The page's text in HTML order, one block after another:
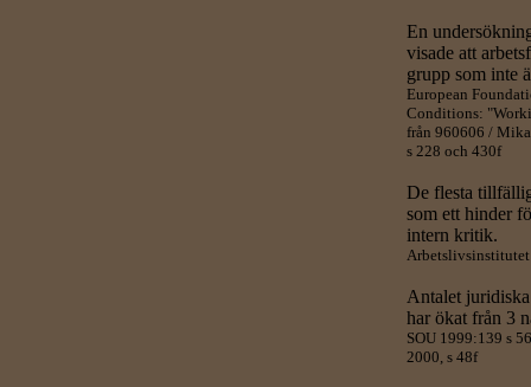
En
visade att
grupp som inte
European
Conditions:
från 960606 /
s 228 och 430f
De flesta
som ett hinder
intern kritik.
Antalet
har ökat från 3
SOU 1999:139 s
2000, s 48f